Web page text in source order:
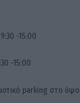
-15:00
-15:00
parking στο